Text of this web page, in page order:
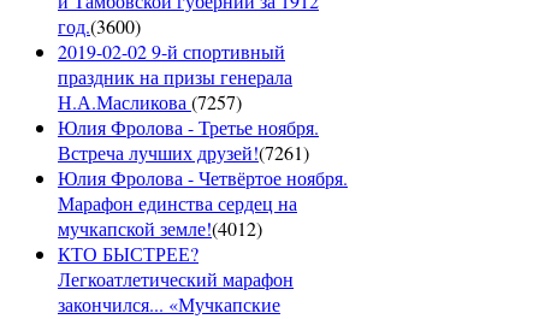
год.(3600)
2019-02-02 9-й спортивный
праздник на призы генерала
Н.А.Масликова(7257)
Юлия Фролова - Третье ноября.
Встреча лучших друзей!(7261)
Юлия Фролова - Четвёртое ноября.
Марафон единства сердец на
мучкапской земле!(4012)
КТО БЫСТРЕЕ?
Легкоатлетический марафон
закончился... «Мучкапские